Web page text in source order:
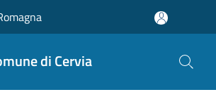
di Cervia